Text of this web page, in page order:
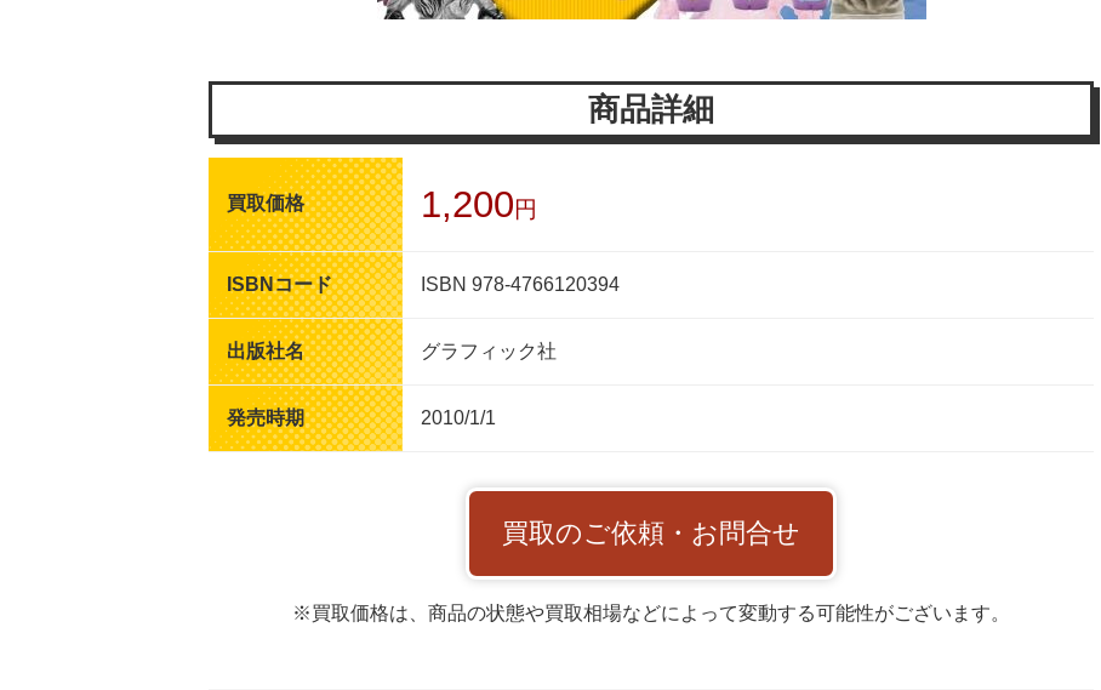
商品詳細
買取価格 1,200円
ISBNコード ISBN 978-4766120394
出版社名 グラフィック社
発売時期 2010/1/1
買取のご依頼・お問合せ
※買取価格は、商品の状態や買取相場などによって変動する可能性がございます。